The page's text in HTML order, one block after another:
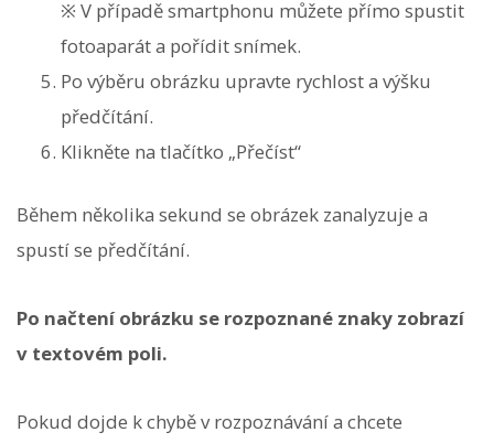
※ V případě smartphonu můžete přímo spustit
fotoaparát a pořídit snímek.
Po výběru obrázku upravte rychlost a výšku
předčítání.
Klikněte na tlačítko „Přečíst“
Během několika sekund se obrázek zanalyzuje a
spustí se předčítání.
Po načtení obrázku se rozpoznané znaky zobrazí
v textovém poli.
Pokud dojde k chybě v rozpoznávání a chcete